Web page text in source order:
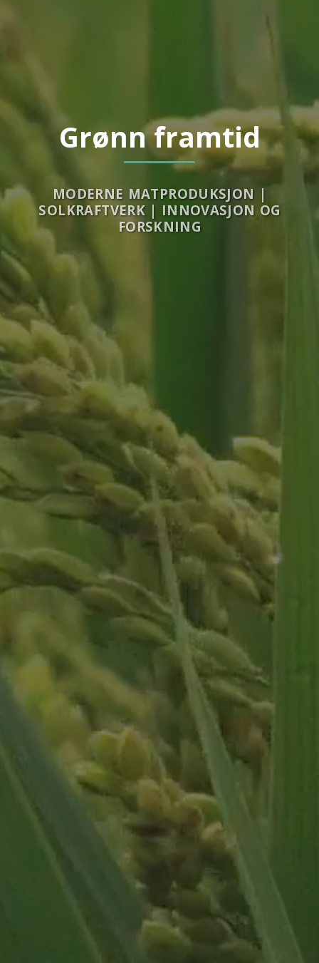
Grønn framtid
MODERNE MATPRODUKSJON |
SOLKRAFTVERK | INNOVASJON OG
FORSKNING